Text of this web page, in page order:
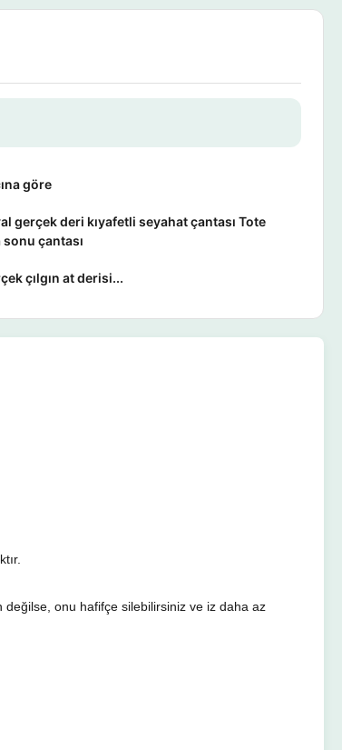
göre
gerçek deri kıyafetli seyahat çantası Tote
çantası
çılgın at derisi...
değilse, onu hafifçe silebilirsiniz ve iz daha az